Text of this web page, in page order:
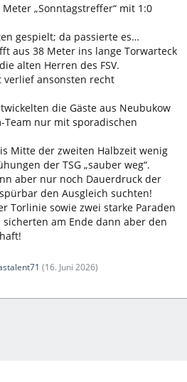
„Sonntagstreffer“ mit 1:0
gespielt; da passierte es…
aus 38 Meter ins lange Torwarteck
alten Herren des FSV.
verlief ansonsten recht
die Gäste aus Neubukow
Team nur mit sporadischen
Mitte der zweiten Halbzeit wenig
der TSG „sauber weg“.
aber nur noch Dauerdruck der
den Ausgleich suchten!
Torlinie sowie zwei starke Paraden
sicherten am Ende dann aber den
(16. Juni 2026)